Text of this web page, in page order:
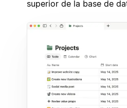
superior de la base de